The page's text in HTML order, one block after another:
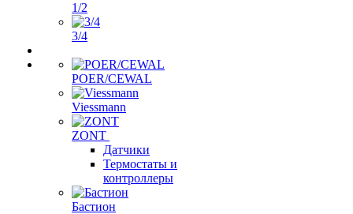
1/2
3/4
POER/CEWAL
Viessmann
ZONT
Датчики
Термостаты и
контроллеры
Бастион